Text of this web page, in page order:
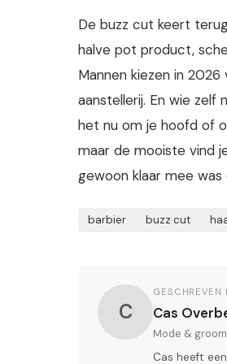
De buzz cut keert
halve pot product,
Mannen kiezen in
aanstellerij. En wie zelf
het nu om je hoofd of
maar de mooiste vind
gewoon klaar mee
barbier buzz cut
C
GESCHREVEN
Cas
Mode &
Cas heeft